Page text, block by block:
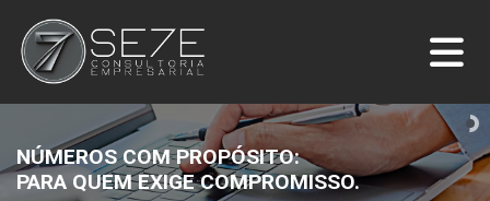
NÚMEROS COM PROPÓSITO:
PARA QUEM EXIGE COMPROMISSO.